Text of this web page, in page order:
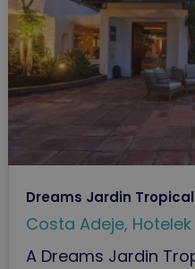
Dreams Jardin
Costa Adeje, Hotelek
A Dreams Jardin